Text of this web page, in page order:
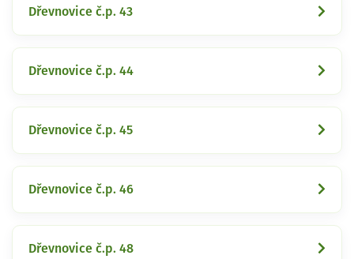
Dřevnovice č.p. 43
Dřevnovice č.p. 44
Dřevnovice č.p. 45
Dřevnovice č.p. 46
Dřevnovice č.p. 48